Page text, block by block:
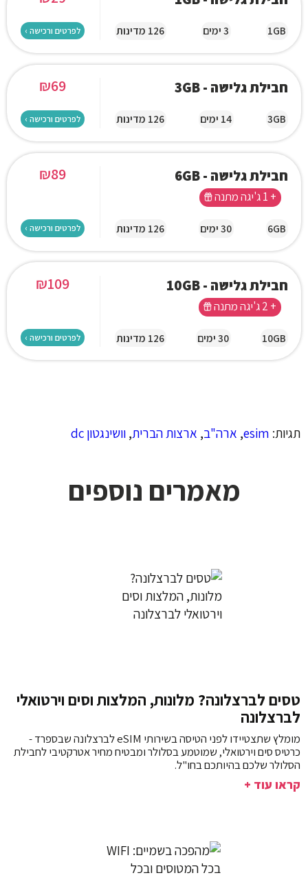
1GB 3 ימים 126 מדינות לפרטים ורכישה ›
חבילת גלישה - 3GB
3GB 14 ימים 126 מדינות
₪69
לפרטים ורכישה ›
חבילת גלישה - 6GB
+ 1 ג'יגה מתנה
6GB 30 ימים 126 מדינות
₪89
לפרטים ורכישה ›
חבילת גלישה - 10GB
+ 2 ג'יגה מתנה
10GB 30 ימים 126 מדינות
₪109
לפרטים ורכישה ›
תגיות: esim
, ארה"ב, ארצות הברית,וושינגטון dc
מאמרים נוספים
טסים לברצלונה? מלונות, המלצות וסים וירטואלי
לברצלונה
מומלץ שתצטיידו לפני הטיסה בשירותי eSIM לברצלונה שבספרד -
כרטיס סים וירטואלי, שמוטמע בסלולר ומבטיח מחיר אטרקטיבי לחבילת
הסלולר שלכם בהיותכם בחו"ל.
קראו עוד +